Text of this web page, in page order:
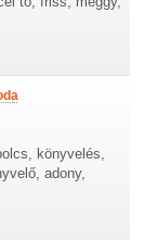
könyvelés,
adony,